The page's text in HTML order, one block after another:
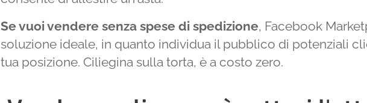
Se vuoi vendere senza spese di spedizione, Facebook
soluzione ideale, in quanto individua il pubblico di potenziali
tua posizione. Ciliegina sulla torta, è a costo zero.